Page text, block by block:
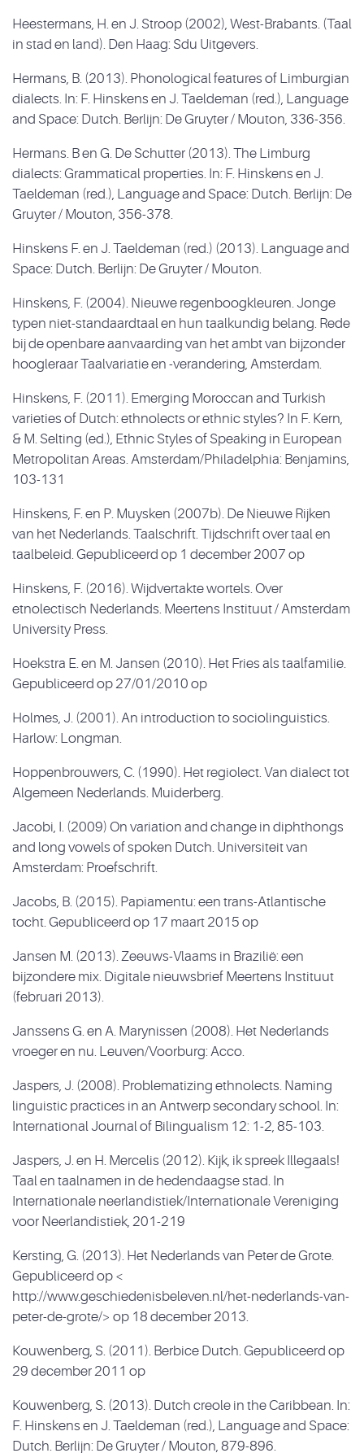
Heestermans, H. en J. Stroop (2002), West-Brabants. (Taal
in stad en land). Den Haag: Sdu Uitgevers.
Hermans, B. (2013). Phonological features of Limburgian
dialects. In: F. Hinskens en J. Taeldeman (red.), Language
and Space: Dutch. Berlijn: De Gruyter / Mouton, 336-356.
Hermans. B en G. De Schutter (2013). The Limburg
dialects: Grammatical properties. In: F. Hinskens en J.
Taeldeman (red.), Language and Space: Dutch. Berlijn: De
Gruyter / Mouton, 356-378.
Hinskens F. en J. Taeldeman (red.) (2013). Language and
Space: Dutch. Berlijn: De Gruyter / Mouton.
Hinskens, F. (2004). Nieuwe regenboogkleuren. Jonge
typen niet-standaardtaal en hun taalkundig belang. Rede
bij de openbare aanvaarding van het ambt van bijzonder
hoogleraar Taalvariatie en -verandering, Amsterdam.
Hinskens, F. (2011). Emerging Moroccan and Turkish
varieties of Dutch: ethnolects or ethnic styles? In F. Kern,
& M. Selting (ed.), Ethnic Styles of Speaking in European
Metropolitan Areas. Amsterdam/Philadelphia: Benjamins,
103-131
Hinskens, F. en P. Muysken (2007b). De Nieuwe Rijken
van het Nederlands. Taalschrift. Tijdschrift over taal en
taalbeleid. Gepubliceerd op 1 december 2007 op
Hinskens, F. (2016). Wijdvertakte wortels. Over
etnolectisch Nederlands. Meertens Instituut / Amsterdam
University Press.
Hoekstra E. en M. Jansen (2010). Het Fries als taalfamilie.
Gepubliceerd op 27/01/2010 op
Holmes, J. (2001). An introduction to sociolinguistics.
Harlow: Longman.
Hoppenbrouwers, C. (1990). Het regiolect. Van dialect tot
Algemeen Nederlands. Muiderberg.
Jacobi, I. (2009) On variation and change in diphthongs
and long vowels of spoken Dutch. Universiteit van
Amsterdam: Proefschrift.
Jacobs, B. (2015). Papiamentu: een trans-Atlantische
tocht. Gepubliceerd op 17 maart 2015 op
Jansen M. (2013). Zeeuws-Vlaams in Brazilië: een
bijzondere mix. Digitale nieuwsbrief Meertens Instituut
(februari 2013).
Janssens G. en A. Marynissen (2008). Het Nederlands
vroeger en nu. Leuven/Voorburg: Acco.
Jaspers, J. (2008). Problematizing ethnolects. Naming
linguistic practices in an Antwerp secondary school. In:
International Journal of Bilingualism 12: 1-2, 85-103.
Jaspers, J. en H. Mercelis (2012). Kijk, ik spreek Illegaals!
Taal en taalnamen in de hedendaagse stad. In
Internationale neerlandistiek/Internationale Vereniging
voor Neerlandistiek, 201-219
Kersting, G. (2013). Het Nederlands van Peter de Grote.
Gepubliceerd op <
http://www.geschiedenisbeleven.nl/het-nederlands-van-
peter-de-grote/> op 18 december 2013.
Kouwenberg, S. (2011). Berbice Dutch. Gepubliceerd op
29 december 2011 op
Kouwenberg, S. (2013). Dutch creole in the Caribbean. In:
F. Hinskens en J. Taeldeman (red.), Language and Space:
Dutch. Berlijn: De Gruyter / Mouton, 879-896.